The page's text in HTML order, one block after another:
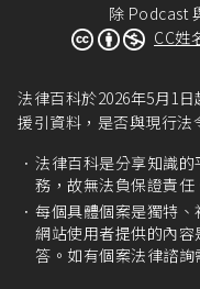
除 Podcast
CC姓
法律百科於2026年5月1
援引資料，是否與現行法
法律百科是分享知識
務，故無法負保證責任
每個具體個案是獨特
網站使用者提供的內
答。如有個案法律諮詢